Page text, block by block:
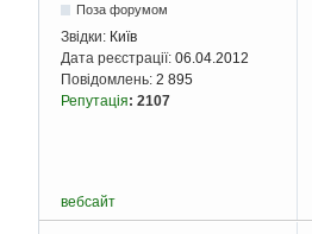
Поза форумом
Звідки: Київ
Дата реєстрації: 06.04.2012
Повідомлень: 2 895
Репутація: 2107
вебсайт